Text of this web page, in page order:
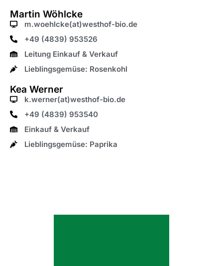
Martin Wöhlcke
m.woehlcke(at)westhof-bio.de
+49 (4839) 953526
Leitung Einkauf & Verkauf
Lieblingsgemüse: Rosenkohl
Kea Werner
k.werner(at)westhof-bio.de
+49 (4839) 953540
Einkauf & Verkauf
Lieblingsgemüse: Paprika